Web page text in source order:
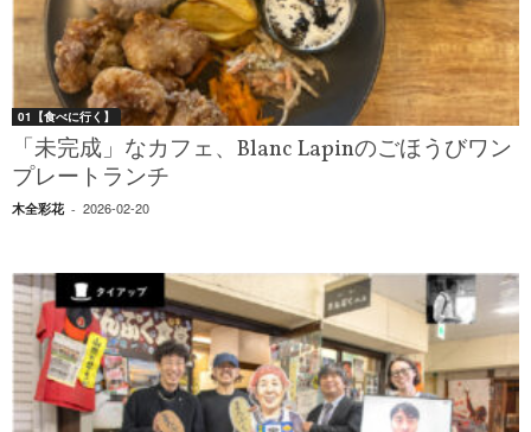
01【食べに行く】
「未完成」なカフェ、Blanc Lapinのごほうびワン
プレートランチ
木全彩花 - 2026-02-20